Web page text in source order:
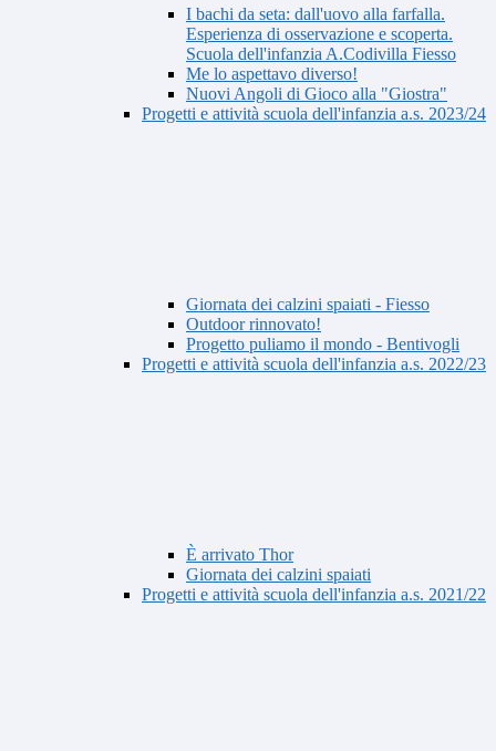
I bachi da seta: dall'uovo alla farfalla.
Esperienza di osservazione e scoperta.
Scuola dell'infanzia A.Codivilla Fiesso
Me lo aspettavo diverso!
Nuovi Angoli di Gioco alla "Giostra"
Progetti e attività scuola dell'infanzia a.s. 2023/24
Giornata dei calzini spaiati - Fiesso
Outdoor rinnovato!
Progetto puliamo il mondo - Bentivogli
Progetti e attività scuola dell'infanzia a.s. 2022/23
È arrivato Thor
Giornata dei calzini spaiati
Progetti e attività scuola dell'infanzia a.s. 2021/22